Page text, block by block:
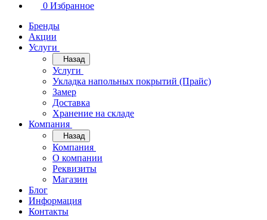
0 Избранное
Бренды
Акции
Услуги
Назад
Услуги
Укладка напольных покрытий (Прайс)
Замер
Доставка
Хранение на складе
Компания
Назад
Компания
О компании
Реквизиты
Магазин
Блог
Информация
Контакты